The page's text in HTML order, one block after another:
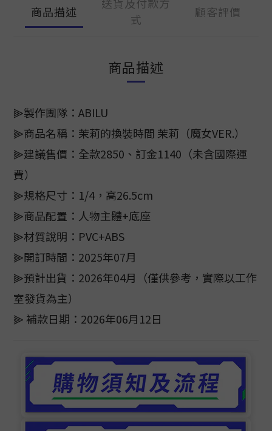
商品描述
式
顧客評價
商品描述
⫸製作團隊：ABILU
⫸商品名稱：茉莉的換裝時間 茉莉（魔女VER.）
⫸建議售價：全款2850、訂金1140（未含國際運
費）
⫸規格尺寸：1/4，高26.5cm
⫸商品配置：人物主體+底座
⫸材質說明：PVC+ABS
⫸開訂時間：2025年07月
⫸預計出貨：2026年04月（僅供參考，實際以工作
室發貨為主）
⫸ 補款日期：2026年06月12日